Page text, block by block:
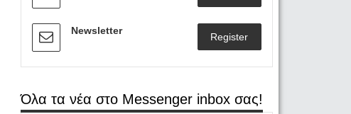
Newsletter
Register
Όλα τα νέα στο Messenger inbox σας!